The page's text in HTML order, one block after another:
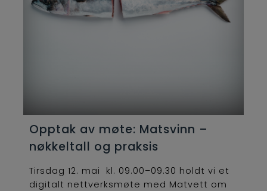
Opptak av møte: Matsvinn –
nøkkeltall og praksis
Tirsdag 12. mai kl. 09.00–09.30 holdt vi et
digitalt nettverksmøte med Matvett om